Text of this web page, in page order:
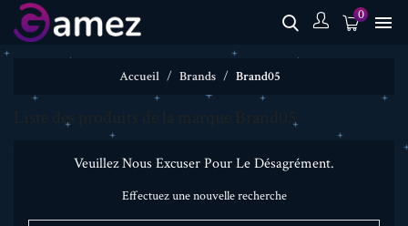
0 
Accueil Brands Brand05
Liste des produits de la marque Brand05
Veuillez Nous Excuser Pour Le Désagrément.
Effectuez une nouvelle recherche